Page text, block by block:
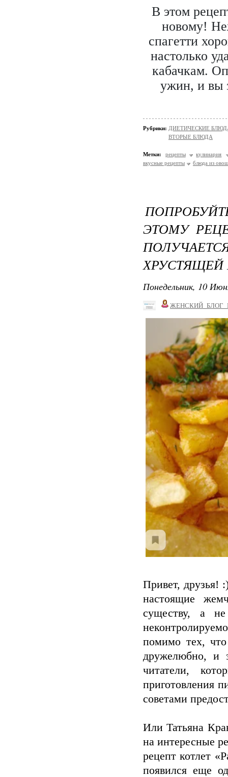
В этом
новому!
спагетти
настолько
кабачкам.
ужин, и вы
Рубрики: ДИЕТИЧЕСКИЕ
ВТОРЫЕ БЛЮДА
Метки: рецепты
кулинария
вкусные рецепты
блюда из
ЭТОМУ
Понедельник, 10
Привет, друзья!
настоящие
существу, а
помимо тех,
дружелюбно, и
читатели,
приготовления
советами
Или Татьяна
на интересные
рецепт котлет
появился еще